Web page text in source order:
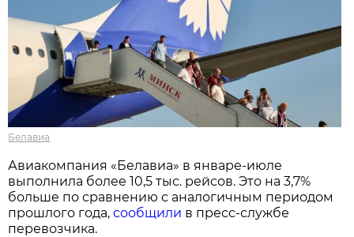
Белавиа
Авиакомпания «Белавиа» в январе-июле
выполнила более 10,5 тыс. рейсов. Это на 3,7%
больше по сравнению с аналогичным периодом
прошлого года,сообщили в пресс-службе
перевозчика.